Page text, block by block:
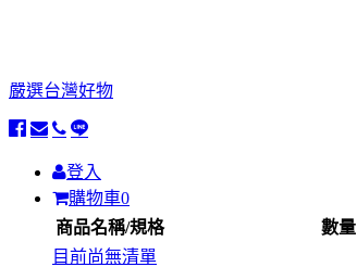
嚴選台灣好物
登入
購物車0
商品名稱/規格
數量
目前尚無清單